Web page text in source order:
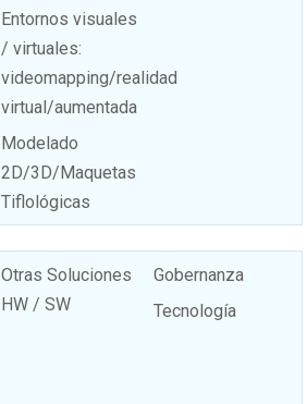
Entornos visuales
/ virtuales:
videomapping/realidad
virtual/aumentada
Modelado
2D/3D/Maquetas
Tiflológicas
Otras Soluciones
HW / SW
Gobernanza
Tecnología